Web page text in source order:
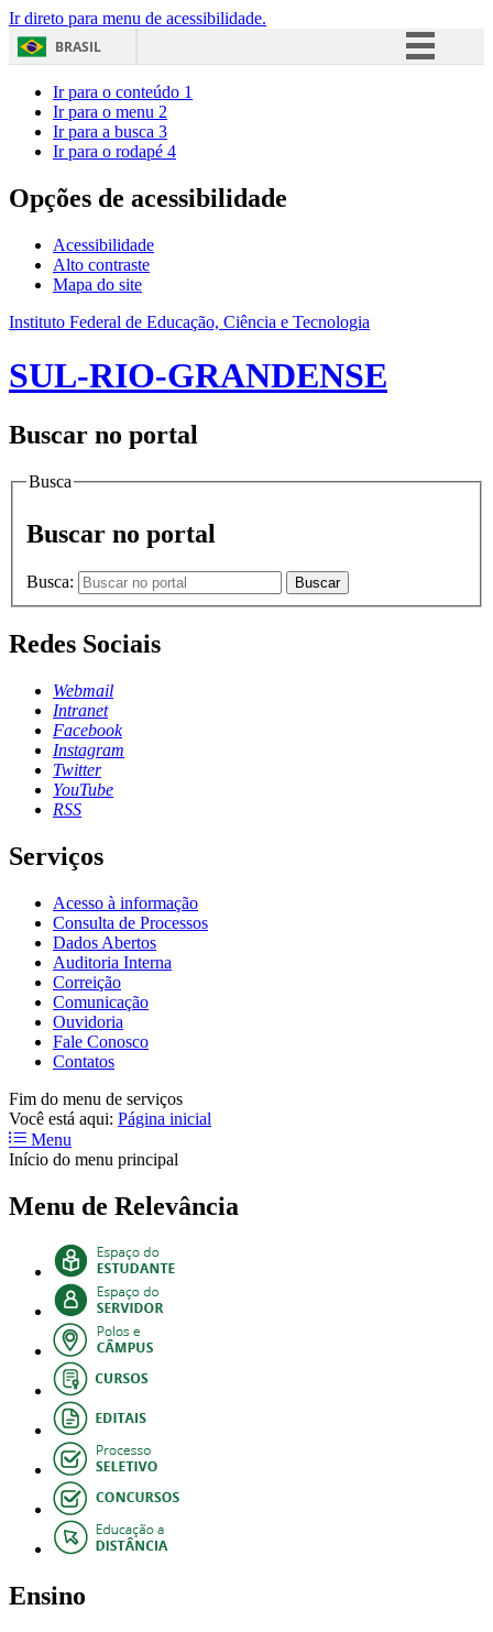
Ir direto para menu de acessibilidade.
BRASIL
Acesso à informação
Ir para o conteúdo 1
Ir para o menu 2
Ir para a busca 3
Ir para o rodapé 4
Opções de acessibilidade
Acessibilidade
Alto contraste
Mapa do site
Instituto Federal de Educação, Ciência e Tecnologia
SUL-RIO-GRANDENSE
Buscar no portal
Busca
Buscar no portal
Busca: Buscar
Redes Sociais
Webmail
Intranet
Facebook
Instagram
Twitter
YouTube
RSS
Serviços
Acesso à informação
Consulta de Processos
Dados Abertos
Auditoria Interna
Correição
Comunicação
Ouvidoria
Fale Conosco
Contatos
Fim do menu de serviços
Você está aqui: Página inicial
Menu
Início do menu principal
Menu de Relevância
Ensino